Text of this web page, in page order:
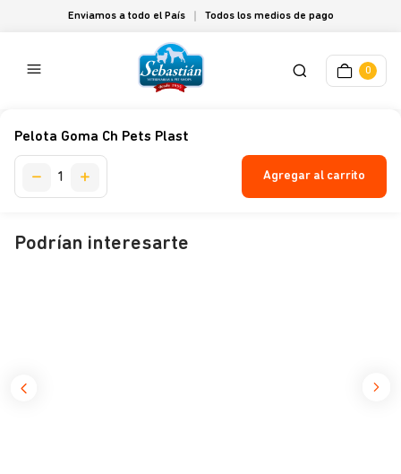
Enviamos a todo el País Todos los medios de pago
0
Pelota Goma Ch Pets Plast
Agregar al carrito
Podrían interesarte